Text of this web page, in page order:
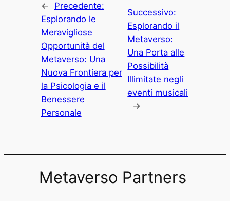
←
Precedente:
Esplorando le
Meravigliose
Opportunità del
Metaverso: Una
Nuova Frontiera per
la Psicologia e il
Benessere
Personale
Successivo:
Esplorando il
Metaverso:
Una Porta alle
Possibilità
Illimitate negli
eventi musicali
→
Metaverso Partners